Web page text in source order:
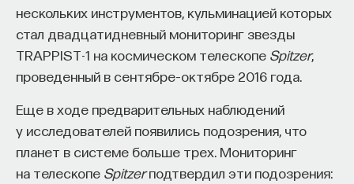
нескольких инструментов, кульминацией которых
стал двадцатидневный мониторинг звезды
TRAPPIST-1 на космическом телескопе Spitzer,
проведенный в сентябре–октябре 2016 года.
Еще в ходе предварительных наблюдений
у исследователей появились подозрения, что
планет в системе больше трех. Мониторинг
на телескопе Spitzerподтвердил эти подозрения: